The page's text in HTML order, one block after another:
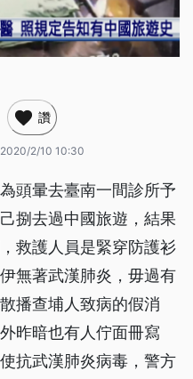
讚
2020/2/10 10:30
頭暈去臺南一間診所予
捌去過中國旅遊，結果
救護人員是緊穿防護衫
無著武漢肺炎，毋過有
播查埔人致病的假消
昨暗也有人佇面冊寫
抗武漢肺炎病毒，警方